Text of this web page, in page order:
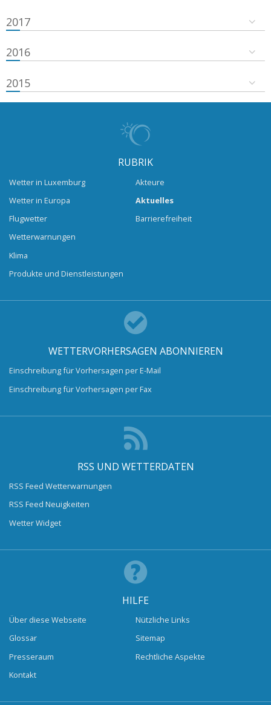
2017
2016
2015
RUBRIK
Wetter in Luxemburg
Wetter in Europa
Flugwetter
Wetterwarnungen
Klima
Produkte und Dienstleistungen
Akteure
Aktuelles
Barrierefreiheit
WETTERVORHERSAGEN ABONNIEREN
Einschreibung für Vorhersagen per E-Mail
Einschreibung für Vorhersagen per Fax
RSS UND WETTERDATEN
RSS Feed Wetterwarnungen
RSS Feed Neuigkeiten
Wetter Widget
HILFE
Über diese Webseite
Glossar
Presseraum
Kontakt
Nützliche Links
Sitemap
Rechtliche Aspekte